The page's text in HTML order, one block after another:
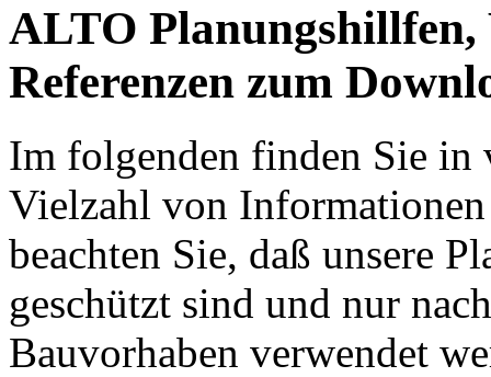
ALTO
Referenzen zum
Im folgenden finden Sie in
Vielzahl von
beachten Sie, daß unsere
geschützt sind und nur
Bauvorhaben verwendet